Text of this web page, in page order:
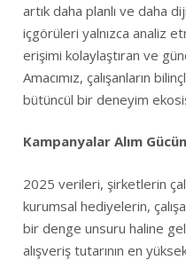
artık daha planlı ve daha
içgörüleri yalnızca analiz
erişimi kolaylaştıran ve
Amacımız, çalışanların
bütüncül bir deneyim
Kampanyalar Alım
2025 verileri, şirketlerin
kurumsal hediyelerin,
bir denge unsuru haline
alışveriş tutarının en